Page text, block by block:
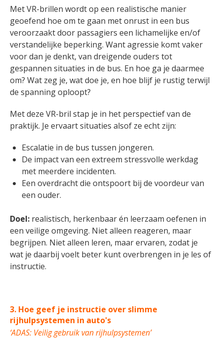
Met VR-brillen wordt op een realistische manier
geoefend hoe om te gaan met onrust in een bus
veroorzaakt door passagiers een lichamelijke en/of
verstandelijke beperking. Want agressie komt vaker
voor dan je denkt, van dreigende ouders tot
gespannen situaties in de bus. En hoe ga je daarmee
om? Wat zeg je, wat doe je, en hoe blijf je rustig terwijl
de spanning oploopt?
Met deze VR-bril stap je in het perspectief van de
praktijk. Je ervaart situaties alsof ze echt zijn:
Escalatie in de bus tussen jongeren.
De impact van een extreem stressvolle werkdag
met meerdere incidenten.
Een overdracht die ontspoort bij de voordeur van
een ouder.
Doel: realistisch, herkenbaar én leerzaam oefenen in
een veilige omgeving. Niet alleen reageren, maar
begrijpen. Niet alleen leren, maar ervaren, zodat je
wat je daarbij voelt beter kunt overbrengen in je les of
instructie.
3. Hoe geef je instructie over slimme
rijhulpsystemen in auto's
‘ADAS: Veilig gebruik van rijhulpsystemen’